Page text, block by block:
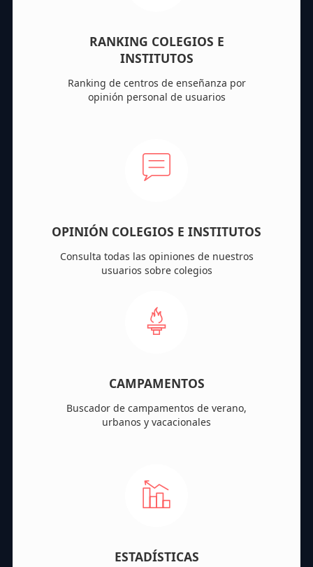
RANKING COLEGIOS E
INSTITUTOS
Ranking de centros de enseñanza por
opinión personal de usuarios
OPINIÓN COLEGIOS E INSTITUTOS
Consulta todas las opiniones de nuestros
usuarios sobre colegios
CAMPAMENTOS
Buscador de campamentos de verano,
urbanos y vacacionales
ESTADÍSTICAS